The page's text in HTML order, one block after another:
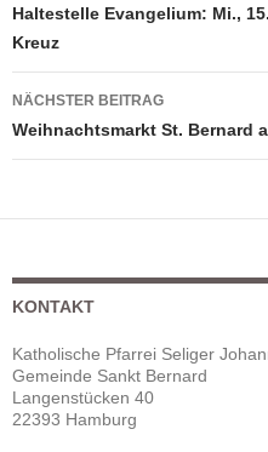
Haltestelle Evangelium: Mi.,
Kreuz
NÄCHSTER BEITRAG
Weihnachtsmarkt St. Bernard
KONTAKT
Katholische Pfarrei Seliger
Gemeinde Sankt Bernard
Langenstücken 40
22393 Hamburg